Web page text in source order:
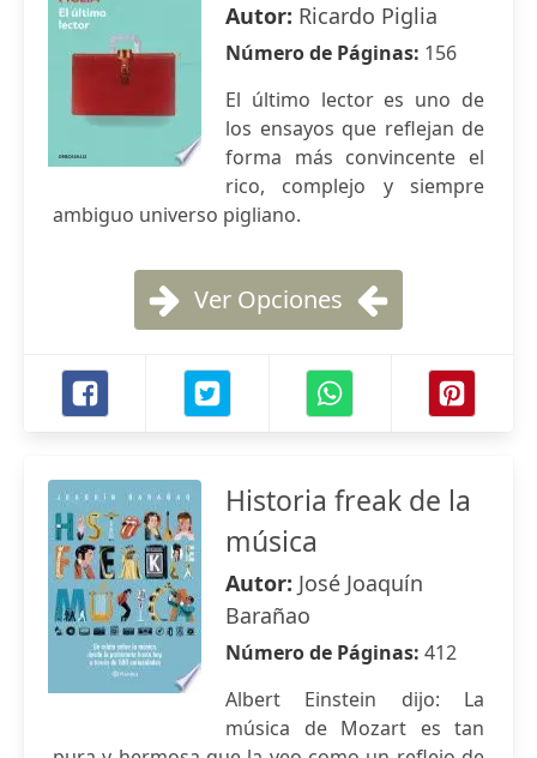
Autor: Ricardo Piglia
Número de Páginas: 156
El último lector es uno de
los ensayos que reflejan de
forma más convincente el
rico, complejo y siempre
ambiguo universo pigliano.
Ver Opciones
Historia freak de la
música
Autor: José Joaquín
Barañao
Número de Páginas: 412
Albert Einstein dijo: La
música de Mozart es tan